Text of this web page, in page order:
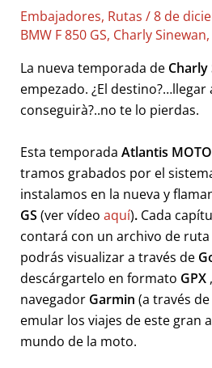
Embajadores, Rutas /8 de
BMW F 850 GS, Charly Sinewan,
La nueva temporada de Charly
empezado. ¿El destino?…llegar
conseguirà?..no te lo pierdas.
Esta temporada Atlantis MOTO
tramos grabados por el
instalamos en la nueva y
GS (ver vídeo aquí).Cada
contará con un archivo de
podrás visualizar a través de
descárgartelo en formato GPX
navegador Garmin (a través
emular los viajes de este gran
mundo de la moto.